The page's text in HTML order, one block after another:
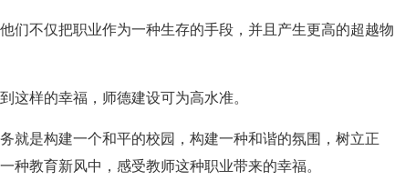
们不仅把职业作为一种生存的手段，并且产生更高的超越物
这样的幸福，师德建设可为高水准。
就是构建一个和平的校园，构建一种和谐的氛围，树立正
种教育新风中，感受教师这种职业带来的幸福。